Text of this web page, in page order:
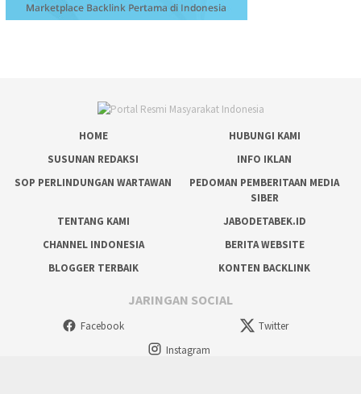
HOME
HUBUNGI KAMI
SUSUNAN REDAKSI
INFO IKLAN
SOP PERLINDUNGAN WARTAWAN
PEDOMAN PEMBERITAAN MEDIA
SIBER
TENTANG KAMI
JABODETABEK.ID
CHANNEL INDONESIA
BERITA WEBSITE
BLOGGER TERBAIK
KONTEN BACKLINK
JARINGAN SOCIAL
Facebook
Twitter
Instagram